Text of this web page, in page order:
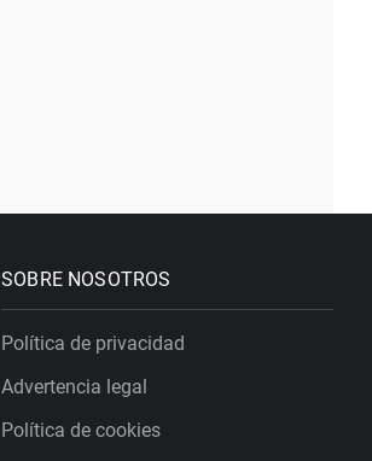
SOBRE NOSOTROS
Política de privacidad
Advertencia legal
Política de cookies